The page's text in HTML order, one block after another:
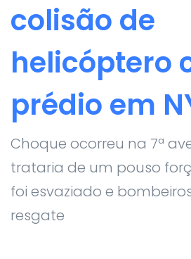
colisão de
helicóptero
prédio em
Choque ocorreu na 7ª
trataria de um pouso
foi esvaziado e
resgate